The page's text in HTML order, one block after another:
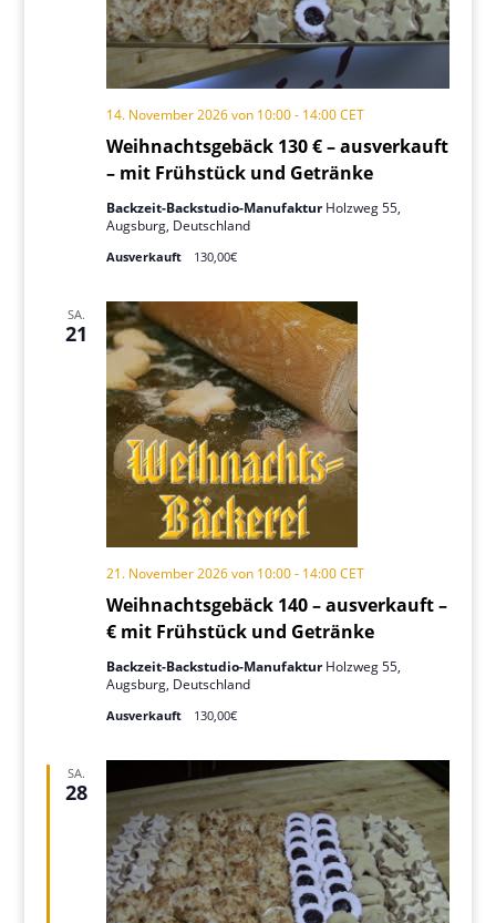
Weihnachtsgebäck 130 € – ausverkauft
– mit Frühstück und Getränke
14. November 2026 von 10:00- 14:00CET
Backzeit-Backstudio-ManufakturHolzweg 55,
Augsburg, Deutschland
Ausverkauft 130,00€
SA.
21
Weihnachtsgebäck 140 – ausverkauft –
€ mit Frühstück und Getränke
21. November 2026 von 10:00- 14:00CET
Backzeit-Backstudio-ManufakturHolzweg 55,
Augsburg, Deutschland
Ausverkauft 130,00€
SA.
28